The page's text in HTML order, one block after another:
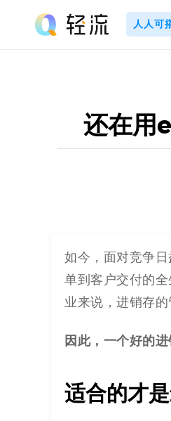
content
人人可
还在用
如今，面对竞争
单到客户交付的
业来说，进销存
因此，一个好的
适合的才